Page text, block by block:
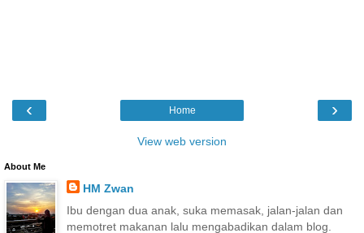
‹ ›
Home
View web version
About Me
HM Zwan
Ibu dengan dua anak, suka memasak, jalan-jalan dan
memotret makanan lalu mengabadikan dalam blog.